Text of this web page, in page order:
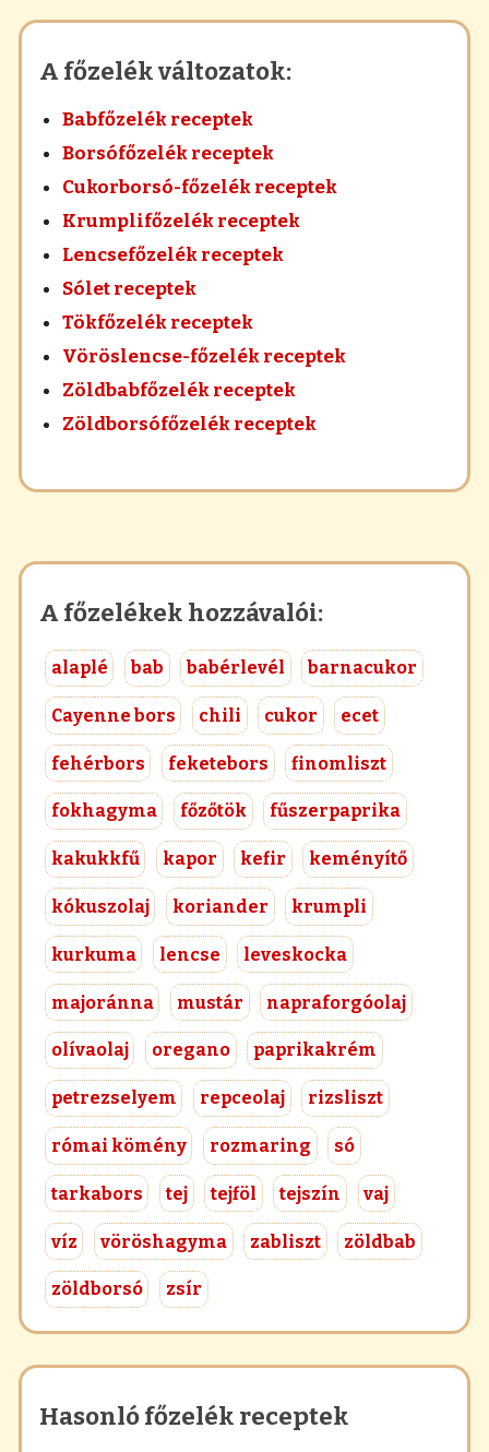
A főzelék változatok:
Babfőzelék receptek
Borsófőzelék receptek
Cukorborsó-főzelék receptek
Krumplifőzelék receptek
Lencsefőzelék receptek
Sólet receptek
Tökfőzelék receptek
Vöröslencse-főzelék receptek
Zöldbabfőzelék receptek
Zöldborsófőzelék receptek
A főzelékek hozzávalói:
alaplé bab babérlevél barnacukor
Cayenne bors chili cukor ecet
fehérbors feketebors finomliszt
fokhagyma főzőtök fűszerpaprika
kakukkfű kapor kefir keményítő
kókuszolaj koriander krumpli
kurkuma lencse leveskocka
majoránna mustár napraforgóolaj
olívaolaj oregano paprikakrém
petrezselyem repceolaj rizsliszt
római kömény rozmaring só
tarkabors tej tejföl tejszín vaj
víz vöröshagyma zabliszt zöldbab
zöldborsó zsír
Hasonló főzelék receptek